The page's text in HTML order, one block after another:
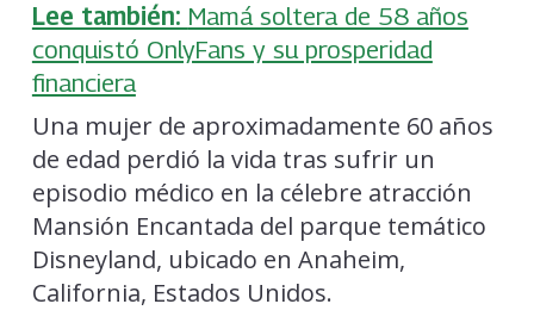
Lee también: Mamá soltera de 58 años
conquistó OnlyFans y su prosperidad
financiera
Una mujer de aproximadamente 60 años
de edad perdió la vida tras sufrir un
episodio médico en la célebre atracción
Mansión Encantada del parque temático
Disneyland, ubicado en Anaheim,
California, Estados Unidos.